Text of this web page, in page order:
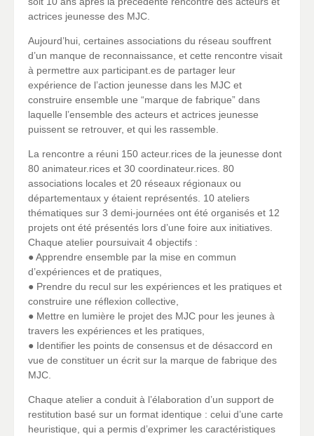
actrices jeunesse des MJC.
Aujourd’hui, certaines associations du réseau souffrent
d’un manque de reconnaissance, et cette rencontre visait
à permettre aux participant.es de partager leur
expérience de l’action jeunesse dans les MJC et
construire ensemble une “marque de fabrique” dans
laquelle l’ensemble des acteurs et actrices jeunesse
puissent se retrouver, et qui les rassemble.
La rencontre a réuni 150 acteur.rices de la jeunesse dont
80 animateur.rices et 30 coordinateur.rices. 80
associations locales et 20 réseaux régionaux ou
départementaux y étaient représentés. 10 ateliers
thématiques sur 3 demi-journées ont été organisés et 12
projets ont été présentés lors d’une foire aux initiatives.
Chaque atelier poursuivait 4 objectifs :
● Apprendre ensemble par la mise en commun
d’expériences et de pratiques,
● Prendre du recul sur les expériences et les pratiques et
construire une réflexion collective,
● Mettre en lumière le projet des MJC pour les jeunes à
travers les expériences et les pratiques,
● Identifier les points de consensus et de désaccord en
vue de constituer un écrit sur la marque de fabrique des
MJC.
Chaque atelier a conduit à l’élaboration d’un support de
restitution basé sur un format identique : celui d’une carte
heuristique, qui a permis d’exprimer les caractéristiques